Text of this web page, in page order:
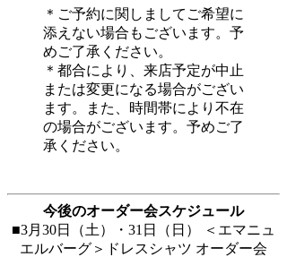
＊ご予約に関しましてご希望に
添えない場合もございます。予
めご了承ください。
＊都合により、来店予定が中止
または変更になる場合がござい
ます。また、時間帯により不在
の場合がございます。予めご了
承ください。
今後のオーダー会スケジュール
■3月30日（土）・31日（日） ＜エマニュ
エルバーグ＞ドレスシャツ オーダー会